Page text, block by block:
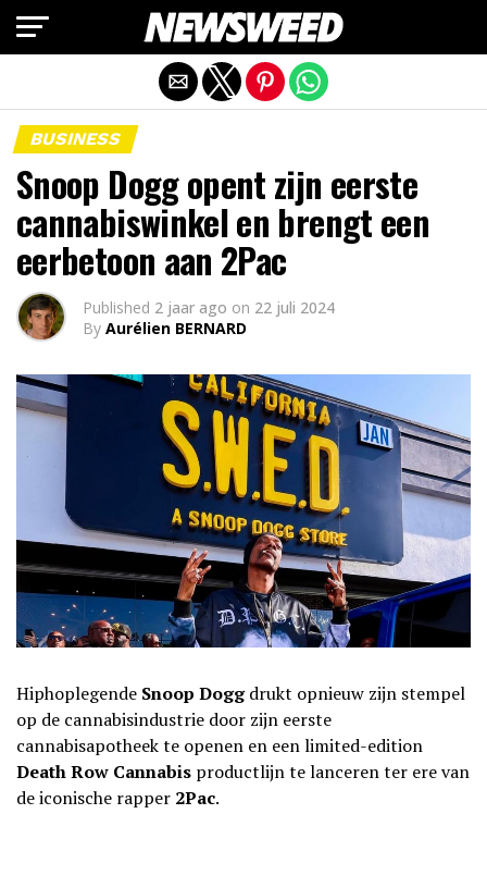
BUSINESS
Snoop Dogg opent zijn eerste
cannabiswinkel en brengt een
eerbetoon aan 2Pac
Published 2 jaar ago on 22 juli 2024
By Aurélien BERNARD
Hiphoplegende Snoop Doggdrukt opnieuw zijn stempel
op de cannabisindustrie door zijn eerste
cannabisapotheek te openen en een limited-edition
Death Row Cannabis productlijn te lanceren ter ere van
de iconische rapper 2Pac.
Mobiele versie afsluiten